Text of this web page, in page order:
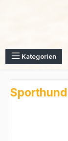
Kategorien